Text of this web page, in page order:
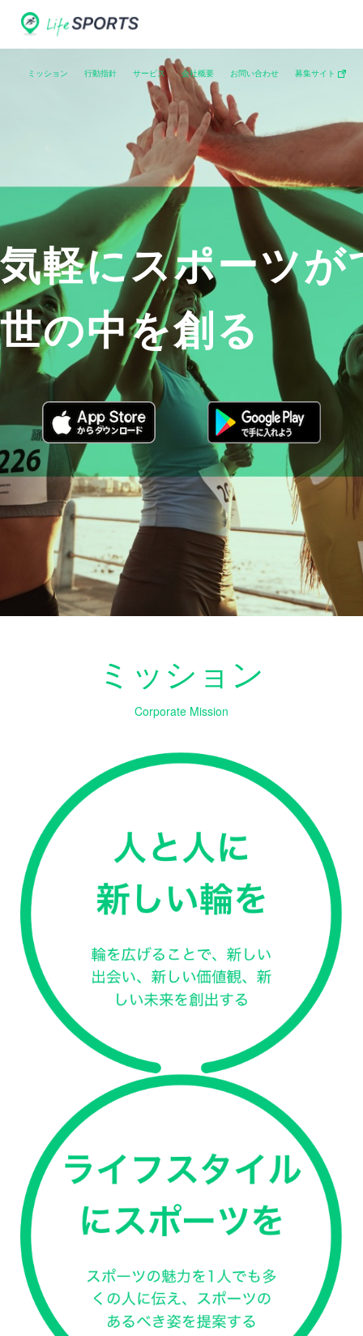
ミッション 行動指針 サービス 会社概要 お問い合わせ 募集サイト
気軽にスポーツが
世の中を創る
ミッション
Corporate Mission